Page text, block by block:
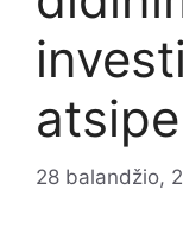
28 balandžio,